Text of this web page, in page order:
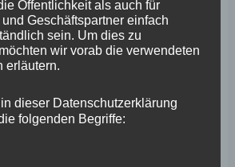
Öffentlichkeit als auch für
Geschäftspartner einfach
sein. Um dies zu
wir vorab die verwendeten
erläutern.
dieser Datenschutzerklärung
folgenden Begriffe: